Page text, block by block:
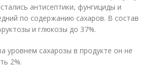
антисептики, фунгициды и
по содержанию сахаров. В состав
и глюкозы до 37%.
уровнем сахарозы в продукте он не
2%.